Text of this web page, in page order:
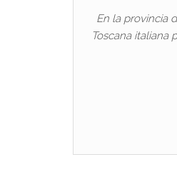
En la provincia
Toscana italiana